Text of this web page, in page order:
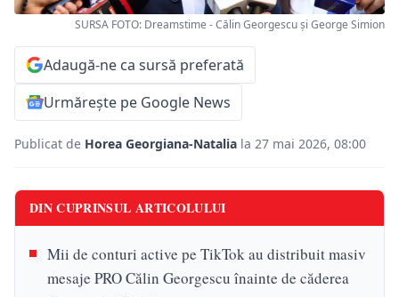
SURSA FOTO: Dreamstime - Călin Georgescu și George Simion
Adaugă-ne ca sursă preferată
Urmărește pe Google News
Publicat de Horea Georgiana-Natalia la 27 mai 2026, 08:00
DIN CUPRINSUL ARTICOLULUI
Mii de conturi active pe TikTok au distribuit masiv
mesaje PRO Călin Georgescu înainte de căderea